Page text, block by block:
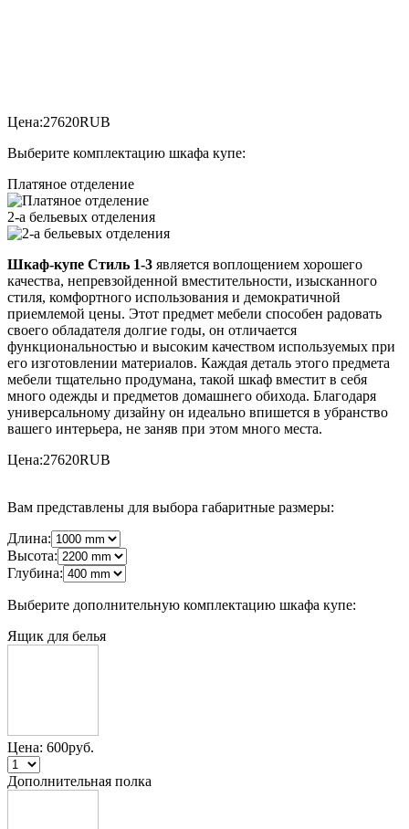
Цена:27620RUB
Выберите комплектацию шкафа купе:
Платяное отделение
2-а бельевых отделения
Шкаф-купе Стиль 1-3 является воплощением хорошего
качества, непревзойденной вместительности, изысканного
стиля, комфортного использования и демократичной
приемлемой цены. Этот предмет мебели способен радовать
своего обладателя долгие годы, он отличается
функциональностью и высоким качеством используемых при
его изготовлении материалов. Каждая деталь этого предмета
мебели тщательно продумана, такой шкаф вместит в себя
много одежды и предметов домашнего обихода. Благодаря
универсальному дизайну он идеально впишется в убранство
вашего интерьера, не заняв при этом много места.
Цена:27620RUB
Вам представлены для выбора габаритные размеры:
Длина:
Высота:
Глубина:
Выберите дополнительную комплектацию шкафа купе:
Ящик для белья
Цена: 600руб.
Дополнительная полка